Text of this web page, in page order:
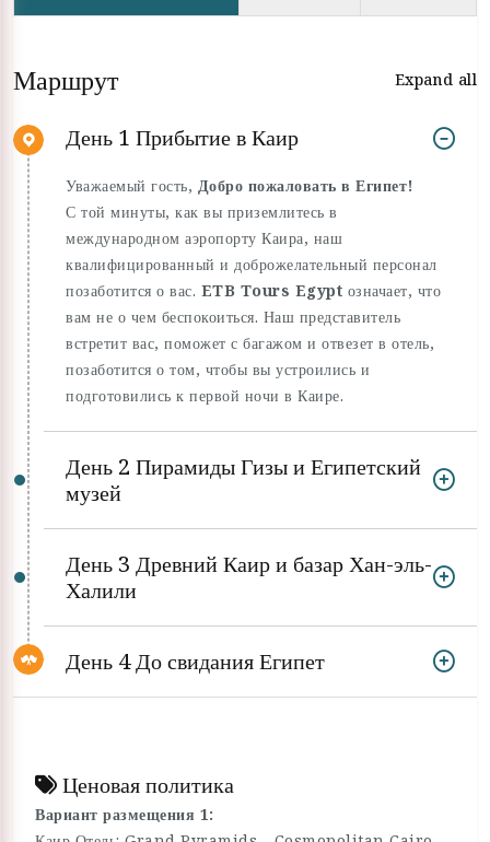
Маршрут Expand all
День 1 Прибытие в Каир
Уважаемый гость, Добро пожаловать в Египет!
С той минуты, как вы приземлитесь в
международном аэропорту Каира, наш
квалифицированный и доброжелательный персонал
позаботится о вас. ETB Tours Egypt означает, что
вам не о чем беспокоиться. Наш представитель
встретит вас, поможет с багажом и отвезет в отель,
позаботится о том, чтобы вы устроились и
подготовились к первой ночи в Каире.
День 2 Пирамиды Гизы и Египетский
музей
День 3 Древний Каир и базар Хан-эль-
Халили
День 4 До свидания Египет
Ценовая политика
Вариант размещения 1: